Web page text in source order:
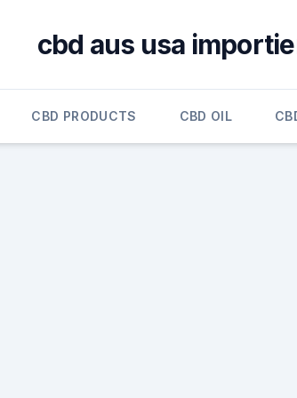
cbd aus usa
CBD PRODUCTS CBD OIL